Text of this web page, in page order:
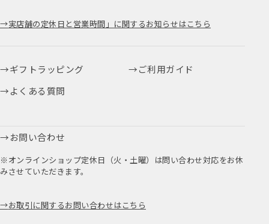
実店舗の定休日と営業時間」に関するお知らせはこちら
ギフトラッピング
ご利用ガイド
よくある質問
お問い合わせ
※オンラインショップ定休日（火・土曜）は問い合わせ対応をお休
みさせていただきます。
お取引に関するお問い合わせはこちら